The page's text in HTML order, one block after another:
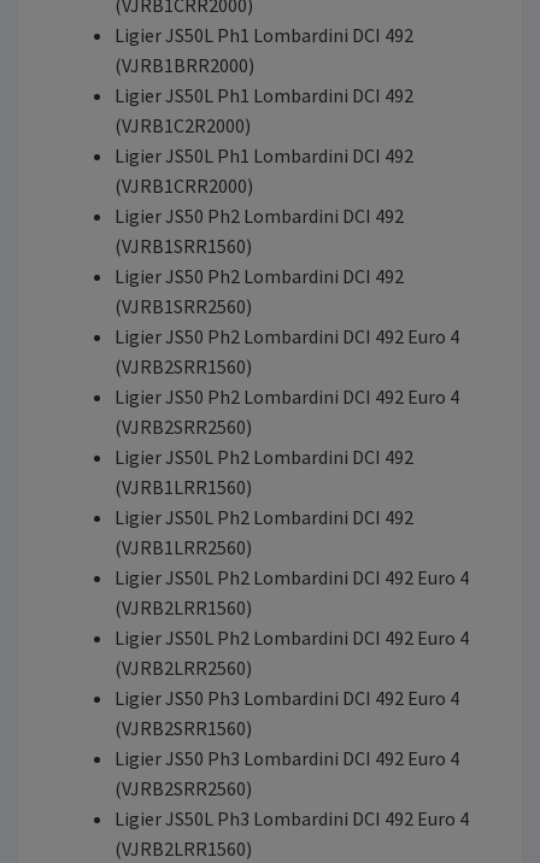
(VJRB1CRR2000)
Ligier JS50L Ph1 Lombardini DCI 492
(VJRB1BRR2000)
Ligier JS50L Ph1 Lombardini DCI 492
(VJRB1C2R2000)
Ligier JS50L Ph1 Lombardini DCI 492
(VJRB1CRR2000)
Ligier JS50 Ph2 Lombardini DCI 492
(VJRB1SRR1560)
Ligier JS50 Ph2 Lombardini DCI 492
(VJRB1SRR2560)
Ligier JS50 Ph2 Lombardini DCI 492 Euro 4
(VJRB2SRR1560)
Ligier JS50 Ph2 Lombardini DCI 492 Euro 4
(VJRB2SRR2560)
Ligier JS50L Ph2 Lombardini DCI 492
(VJRB1LRR1560)
Ligier JS50L Ph2 Lombardini DCI 492
(VJRB1LRR2560)
Ligier JS50L Ph2 Lombardini DCI 492 Euro 4
(VJRB2LRR1560)
Ligier JS50L Ph2 Lombardini DCI 492 Euro 4
(VJRB2LRR2560)
Ligier JS50 Ph3 Lombardini DCI 492 Euro 4
(VJRB2SRR1560)
Ligier JS50 Ph3 Lombardini DCI 492 Euro 4
(VJRB2SRR2560)
Ligier JS50L Ph3 Lombardini DCI 492 Euro 4
(VJRB2LRR1560)